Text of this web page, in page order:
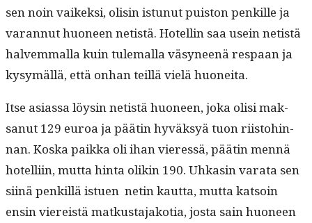
sen noin vaikek­si, olisin istunut puis­ton penkille ja
varan­nut huoneen netistä. Hotellin saa usein netistä
halvem­mal­la kuin tule­mal­la väsyneenä respaan ja
kysymäl­lä, että onhan teil­lä vielä huoneita.
Itse asi­as­sa löysin netistä huoneen, joka olisi mak­
sanut 129 euroa ja päätin hyväksyä tuon riis­to­hin­
nan. Kos­ka paik­ka oli ihan vier­essä, päätin men­nä
hotel­li­in, mut­ta hin­ta olikin 190. Uhkasin vara­ta sen
siinä penkil­lä istuen netin kaut­ta, mut­ta kat­soin
ensin viereistä matkus­ta­jako­tia, jos­ta sain huoneen